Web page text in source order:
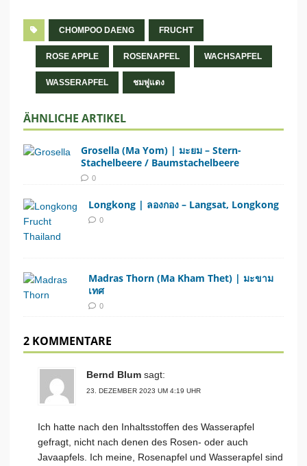
CHOMPOO DAENG FRUCHT
ROSE APPLE ROSENAPFEL WACHSAPFEL
WASSERAPFEL ชมพู่แดง
ÄHNLICHE ARTIKEL
Grosella (Ma Yom) | มะยม – Stern-
Stachelbeere / Baumstachelbeere
0
Long­kong | ลองกอง – Langsat, Longkong
0
Madras Thorn (Ma Kham Thet) | มะขาม
เทศ
0
2 KOMMENTARE
Bernd Blum sagt:
23. DEZEMBER 2023 UM 4:19 UHR
Ich hatte nach den Inhaltsstoffen des Wasserapfel
gefragt, nicht nach denen des Rosen- oder auch
Javaapfels. Ich meine, Rosenapfel und Wasserapfel sind